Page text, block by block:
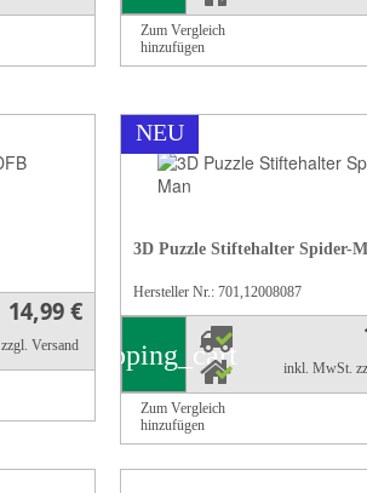
Zum Vergleich
hinzufügen
14,99 €
zzgl. Versand
NEU
3D Puzzle Stiftehalter Spider-
Hersteller Nr.: 701,12008087
inkl. MwSt.
shopping_cart
Zum Vergleich
hinzufügen